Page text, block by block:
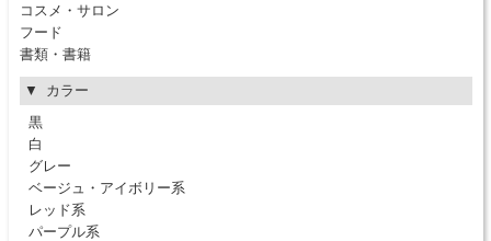
コスメ・サロン
フード
書類・書籍
カラー
黒
白
グレー
ベージュ・アイボリー系
レッド系
パープル系